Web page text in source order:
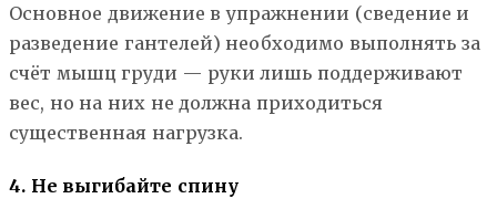
Основное движение в упражнении (сведение и
разведение гантелей) необходимо выполнять за
счёт мышц груди — руки лишь поддерживают
вес, но на них не должна приходиться
существенная нагрузка.
4. Не выгибайте спину